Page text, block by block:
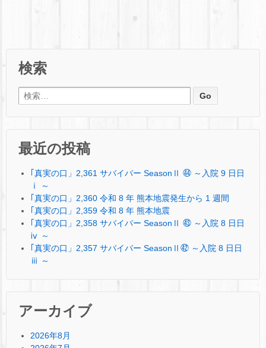
検索
検索:
最近の投稿
｢真実の口」2,361 サバイバー SeasonⅡ ㊹ ～入院 9 日日
ⅰ ～
｢真実の口」2,360 令和 8 年 熊本地震発生から 1 週間
｢真実の口」2,359 令和 8 年 熊本地震
｢真実の口」2,358 サバイバー SeasonⅡ ㊸ ～入院 8 日日
ⅳ ～
｢真実の口」2,357 サバイバー SeasonⅡ㊷ ～入院 8 日日
ⅲ ～
アーカイブ
2026年8月